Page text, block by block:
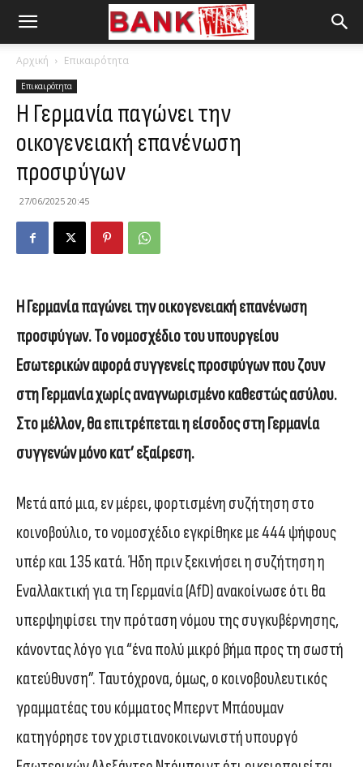
Αρχική Επικαιρότητα
Επικαιρότητα
Η Γερμανία παγώνει την
οικογενειακή επανένωση
προσφύγων
27/06/2025 20:45
Η Γερμανία παγώνει την οικογενειακή επανένωση
προσφύγων. Το νομοσχέδιο του υπουργείου
Εσωτερικών αφορά συγγενείς προσφύγων που ζουν
στη Γερμανία χωρίς αναγνωρισμένο καθεστώς ασύλου.
Στο μέλλον, θα επιτρέπεται η είσοδος στη Γερμανία
συγγενών μόνο κατ’ εξαίρεση.
Μετά από μια, εν μέρει, φορτισμένη συζήτηση στο
κοινοβούλιο, το νομοσχέδιο εγκρίθηκε με 444 ψήφους
υπέρ και 135 κατά. Ήδη πριν ξεκινήσει η συζήτηση η
Εναλλακτική για τη Γερμανία (AfD) ανακοίνωσε ότι θα
υπερψηφίσει την πρόταση νόμου της συγκυβέρνησης,
κάνοντας λόγο για “ένα πολύ μικρό βήμα προς τη σωστή
κατεύθυνση”. Ταυτόχρονα, όμως, ο κοινοβουλευτικός
γραμματέας του κόμματος Μπερντ Μπάουμαν
κατηγόρησε τον χριστιανοκοινωνιστή υπουργό